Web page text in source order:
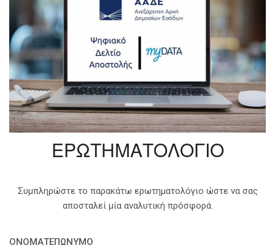
ΕΡΩΤΗΜΑΤΟΛΟΓΙΟ
Συμπληρώστε το παρακάτω ερωτηματολόγιο ώστε να σας
αποσταλεί μία αναλυτική πρόσφορά.
ΟΝΟΜΑΤΕΠΩΝΥΜΟ